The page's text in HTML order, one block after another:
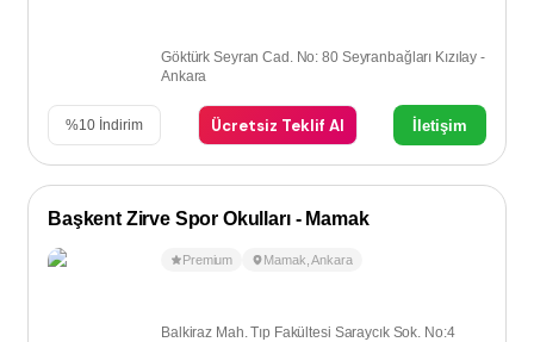
Göktürk Seyran Cad. No: 80 Seyranbağları Kızılay -
Ankara
%10 İndirim Ücretsiz Teklif Al İletişim
Başkent Zirve Spor Okulları - Mamak
Premium Mamak ,Ankara
Balkiraz Mah. Tıp Fakültesi Saraycık Sok. No:4